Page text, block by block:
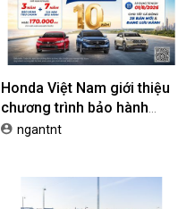
Honda Việt Nam giới thiệu
chương trình bảo hành
chính hãng lên tới 10 năm
ngantnt